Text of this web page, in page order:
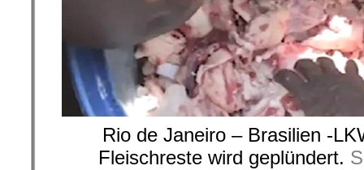
Rio de Janeiro – Brasilien -
Fleischreste wird geplündert.